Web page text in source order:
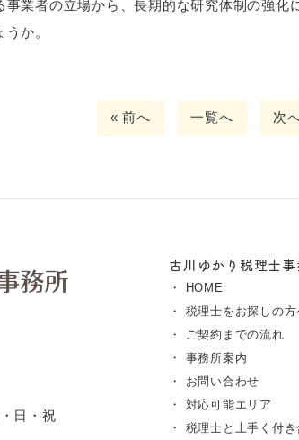
業者の立場から、長期的な研究体制の強
か。
« 前へ 一覧へ 次
日・祝
古川ゆかり税理士
HOME
税理士をお探しの方
ご契約までの流れ
事務所案内
お問い合わせ
対応可能エリア
税理士と上手く付